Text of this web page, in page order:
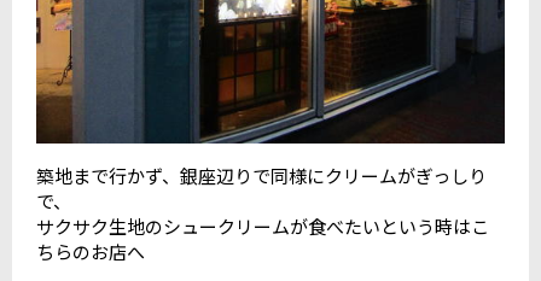
築地まで行かず、銀座辺りで同様にクリームがぎっしり
で、
サクサク生地のシュークリームが食べたいという時はこ
ちらのお店へ